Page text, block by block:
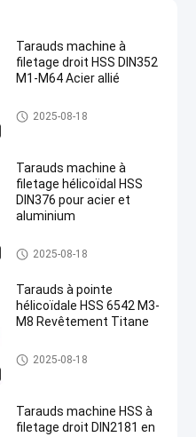
Tarauds machine à
filetage droit HSS DIN352
M1-M64 Acier allié
Robinets de machine de HSS
2025-08-18
Tarauds machine à
filetage hélicoïdal HSS
DIN376 pour acier et
aluminium
Robinets de machine de HSS
2025-08-18
Tarauds à pointe
hélicoïdale HSS 6542 M3-
M8 Revêtement Titane
Robinets de machine de HSS
2025-08-18
Tarauds machine HSS à
filetage droit DIN2181 en